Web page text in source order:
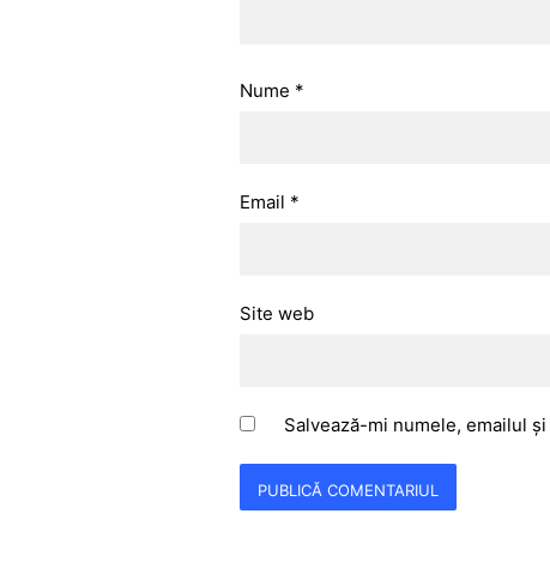
Nume *
Email *
Site web
Salvează-mi numele, emailul